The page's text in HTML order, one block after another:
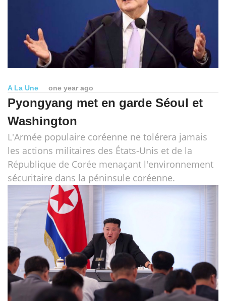
A La Une one year ago
Pyongyang met en garde Séoul et
Washington
L'Armée populaire coréenne ne tolérera jamais
les actions militaires des États-Unis et de la
République de Corée menaçant l'environnement
sécuritaire dans la péninsule coréenne.